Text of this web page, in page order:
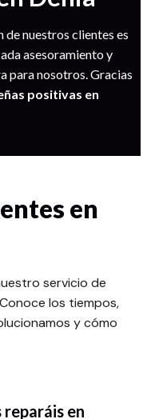
de nuestros clientes es
asesoramiento y
para nosotros. Gracias
positivas en
en
servicio de
los tiempos,
y cómo
en